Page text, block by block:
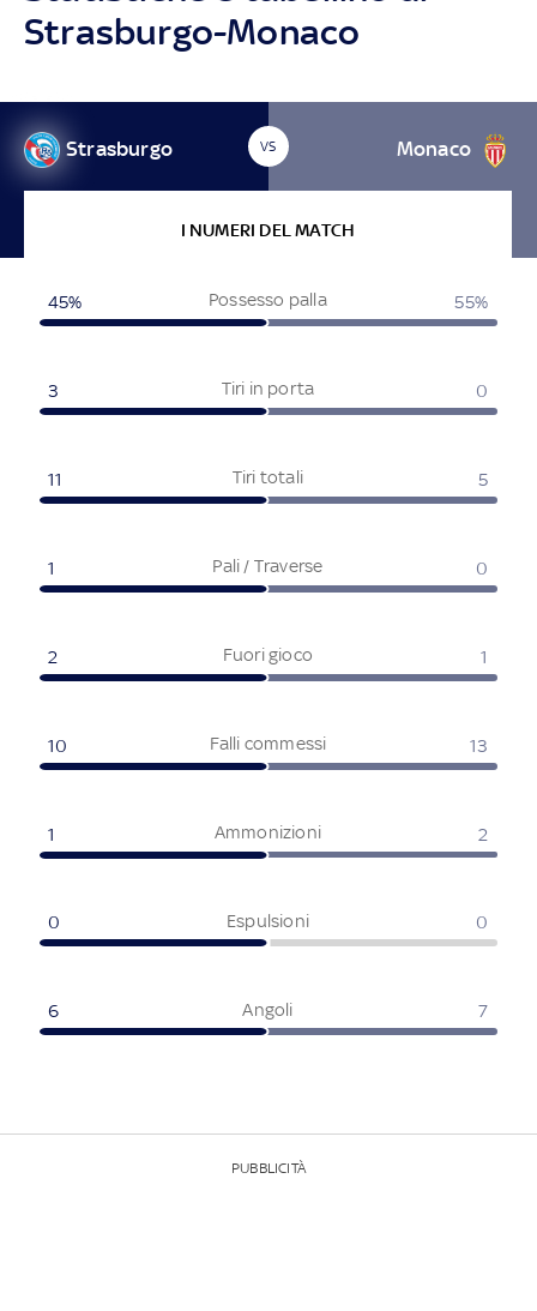
Strasburgo-Monaco
Strasburgo VS Monaco
I NUMERI DEL MATCH
Possesso palla
45% 55%
Tiri in porta
3 0
Tiri totali
11 5
Pali / Traverse
1 0
Fuori gioco
2 1
Falli commessi
10 13
Ammonizioni
1 2
Espulsioni
0 0
Angoli
6 7
PUBBLICITÀ